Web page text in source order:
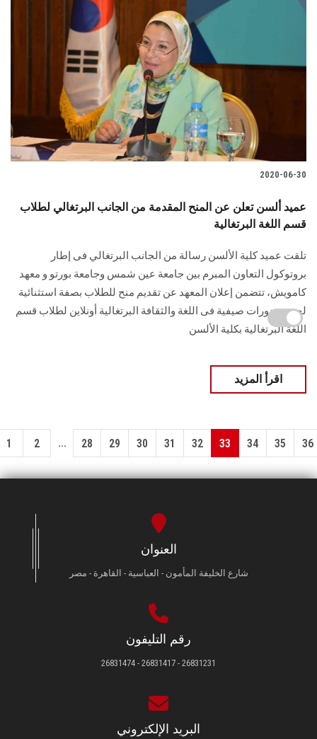
2020-06-30
عميد ألسن تعلن عن المنح المقدمة من الجانب البرتغالي لطلاب
قسم اللغة البرتغالية
تلقت عميد كلية الألسن رسالة من الجانب البرتغالي فى إطار
بروتوكول التعاون المبرم بين جامعة عين شمس وجامعة بورتو و معهد
كامويش، تتضمن إعلان المعهد عن تقديم منح للطلاب بصفة استثنائية
لحضور دورات صيفية فى اللغة والثقافة البرتغالية أونلاين لطلاب قسم
اللغة البرتغالية بكلية الألسن
اقرأ المزيد
1 2 ... 28 29 30 31 32 33 34 35 36
العنوان
شارع الخليفة المأمون - العباسية - القاهرة - مصر
رقم التليفون
26831231 - 26831417 - 26831474
البريد الإلكتروني